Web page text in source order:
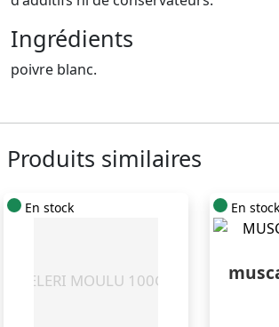
Ingrédients
poivre blanc.
Produits similaires
En stock En stock